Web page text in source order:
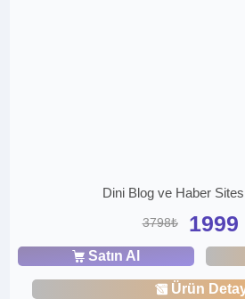
Dini Blog ve Haber Sitesi
3798₺ 1999
Satın Al
Ürün